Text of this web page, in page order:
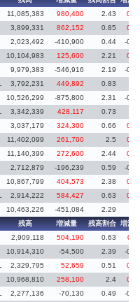
11,085,383 980,400 2.43
3,899,331 862,152 0.85
2,023,492 -410,900 0.44
-
10,104,983 125,600 2.21
9,979,383 -546,916 2.19
-
3,792,231 449,892 0.83
10,526,299 -875,800 2.31
-
3,342,339 428,117 0.73
3,037,179 324,300 0.66
11,402,099 261,700 2.5
11,140,399 272,600 2.44
2,712,879 -196,239 0.59
-
10,867,799 404,573 2.38
2,914,222 584,427 0.63
10,463,226 -451,084 2.29
残高 増減量 残高割合 増減
2,909,118 504,190 0.63
10,914,310 -54,500 2.39
-
2,329,795 52,659 0.51
10,968,810 258,100 2.4
2,277,136 -70,130 0.49
-